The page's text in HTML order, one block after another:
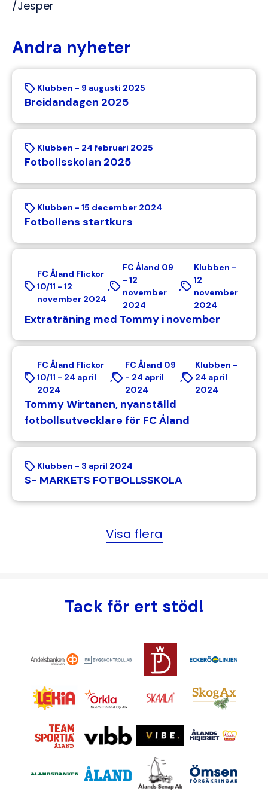
/Jesper
Andra nyheter
Klubben - 9 augusti 2025
Breidandagen 2025
Klubben - 24 februari 2025
Fotbollsskolan 2025
Klubben - 15 december 2024
Fotbollens startkurs
FC Åland Flickor
10/11 - 12
november 2024
,
FC Åland 09
-12
november
2024
,
Klubben -
12
november
2024
Extraträning med Tommy i november
FC Åland Flickor
10/11 - 24 april
2024
,
FC Åland 09
- 24 april
2024
,
Klubben -
24 april
2024
Tommy Wirtanen, nyanställd
fotbollsutvecklare för FC Åland
Klubben - 3 april 2024
S- MARKETS FOTBOLLSSKOLA
Visa flera
Tack för ert stöd!